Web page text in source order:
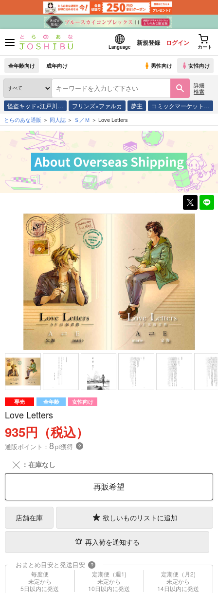
Language
新規登録 ログイン
カート
全年齢向け 成年向け 男性向け 女性向け
詳細
検索
怪盗キッド×江戸川… フリンズ×ファルカ 夢主 コミックマーケット…
とらのあな通販 同人誌 Ｓ／Ｍ Love Letters
専売 全年齢 女性向け
Love Letters
935円（税込）
通販ポイント： 8pt獲得 ？
╳ ：在庫なし
再販希望
店舗在庫 欲しいものリストに追加
再入荷を通知する
おまとめ目安と発送目安 ?
毎度便
未定から
5日以内に発送
定期便（週1)
未定から
10日以内に発送
定期便（月2)
未定から
14日以内に発送